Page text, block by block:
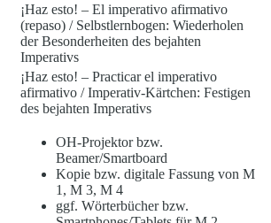
¡Haz esto! – El imperativo afirmativo
(repaso) /Selbstlernbogen: Wiederholen
der Besonderheiten des bejahten
Imperativs
¡Haz esto! – Practicar el imperativo
afirmativo /Imperativ-Kärtchen: Festigen
des bejahten Imperativs
OH-Projektor bzw.
Beamer/Smartboard
Kopie bzw. digitale Fassung von M
1, M 3, M 4
ggf. Wörterbücher bzw.